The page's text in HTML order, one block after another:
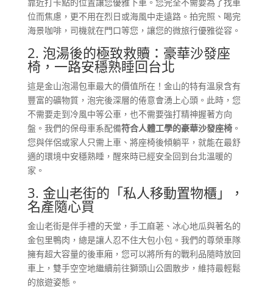
位而焦慮，更不用在烈日或海風中走遠路。拍完照、喝完
海景咖啡，司機就在門口等您，讓您的微旅行優雅從容。
2. 泡湯後的極致救贖：豪華沙發座
椅，一路安穩熟睡回台北
這是金山泡湯包車最大的價值所在！金山的特有溫泉含有
豐富的礦物質，泡完後深層的倦意會湧上心頭。此時，您
不需要走到冷風中等公車，也不需要強打精神握著方向
盤。我們的保母車系配備符合人體工學的豪華沙發座椅。
您與伴侶或家人只需上車、將座椅後傾躺平，就能在最舒
適的環境中安穩熟睡，醒來時已經安全回到台北溫暖的
家。
3. 金山老街的「私人移動置物櫃」，
名產隨心買
金山老街是伴手禮的天堂，手工麻荖、冰心地瓜與著名的
金包里鴨肉，總是讓人忍不住大包小包。我們的尊榮車隊
擁有超大容量的後車廂，您可以將所有的戰利品隨時放回
車上，雙手空空地繼續前往獅頭山公園散步，維持最輕鬆
的旅遊姿態。